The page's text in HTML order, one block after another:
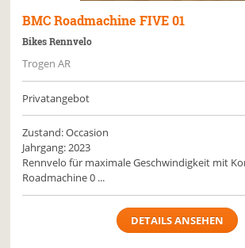
BMC Roadmachine FIVE 01
Bikes Rennvelo
Trogen AR
Privatangebot
Zustand: Occasion
Jahrgang: 2023
Rennvelo für maximale Geschwindigkeit mit
Roadmachine 0 ...
DETAILS ANSEHEN